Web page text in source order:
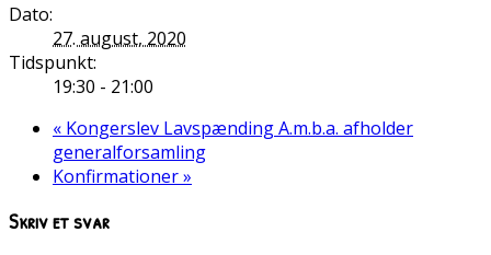
Dato:
27. august, 2020
Tidspunkt:
19:30 - 21:00
« Kongerslev Lavspænding A.m.b.a. afholder
generalforsamling
Konfirmationer»
Skriv et svar